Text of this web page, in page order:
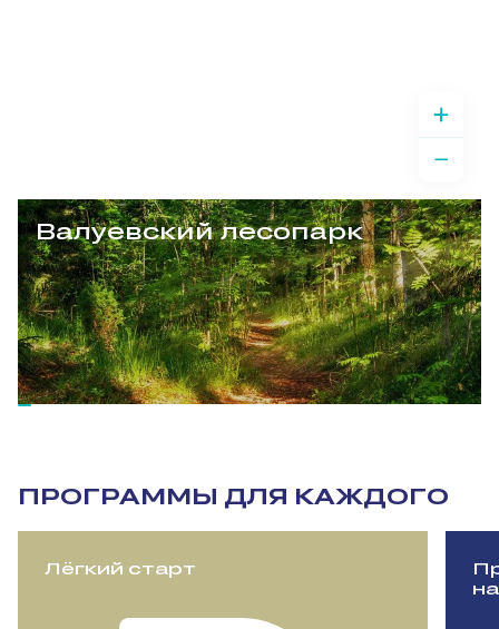
Валуевский лесопарк
ПРОГРАММЫ ДЛЯ КАЖДОГО
Лёгкий старт